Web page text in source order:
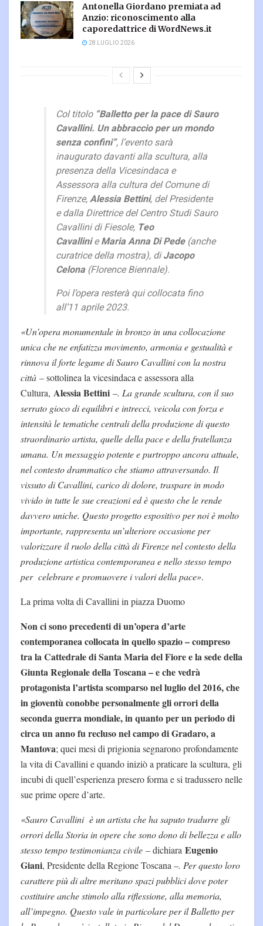
Antonella Giordano premiata ad
Anzio: riconoscimento alla
caporedattrice di WordNews.it
28 LUGLIO 2026
Col titolo “Balletto per la pace di Sauro
Cavallini. Un abbraccio per un mondo
senza confini”, l’evento sarà
inaugurato davanti alla scultura, alla
presenza della Vicesindaca e
Assessora alla cultura del Comune di
Firenze,Alessia Bettini, del Presidente
e dalla Direttrice del Centro Studi Sauro
Cavallini di Fiesole, Teo
CavallinieMaria Anna Di Pede(anche
curatrice della mostra), diJacopo
Celona(Florence Biennale).
Poi l’opera resterà qui collocata fino
all’11 aprile 2023.
«Un’opera monumentale in bronzo in una collocazione
unica che ne enfatizza movimento, armonia e gestualità e
rinnova il forte legame di Sauro Cavallini con la nostra
città – sottolinea la vicesindaca e assessora alla
Cultura, Alessia Bettini –. La grande scultura, con il suo
serrato gioco di equilibri e intrecci, veicola con forza e
intensità le tematiche centrali della produzione di questo
straordinario artista, quelle della pace e della fratellanza
umana. Un messaggio potente e purtroppo ancora attuale,
nel contesto drammatico che stiamo attraversando. Il
vissuto di Cavallini, carico di dolore, traspare in modo
vivido in tutte le sue creazioni ed è questo che le rende
davvero uniche. Questo progetto espositivo per noi è molto
importante, rappresenta un’ulteriore occasione per
valorizzare il ruolo della città di Firenze nel contesto della
produzione artistica contemporanea e nello stesso tempo
per celebrare e promuovere i valori della pace».
La prima volta di Cavallini in piazza Duomo
Non ci sono precedenti di un’opera d’arte
contemporanea collocata in quello spazio – compreso
tra la Cattedrale di Santa Maria del Fiore e la sede della
Giunta Regionale della Toscana – e che vedrà
protagonista l’artista scomparso nel luglio del 2016, che
in gioventù conobbe personalmente gli orrori della
seconda guerra mondiale, in quanto per un periodo di
circa un anno fu recluso nel campo di Gradaro, a
Mantova; quei mesi di prigionia segnarono profondamente
la vita di Cavallini e quando iniziò a praticare la scultura, gli
incubi di quell’esperienza presero forma e si tradussero nelle
sue prime opere d’arte.
«Sauro Cavallini è un artista che ha saputo tradurre gli
orrori della Storia in opere che sono dono di bellezza e allo
stesso tempo testimonianza civile – dichiara Eugenio
Giani, Presidente della Regione Toscana –. Per questo loro
carattere più di altre meritano spazi pubblici dove poter
costituire anche stimolo alla riflessione, alla memoria,
all’impegno. Questo vale in particolare per il Balletto per